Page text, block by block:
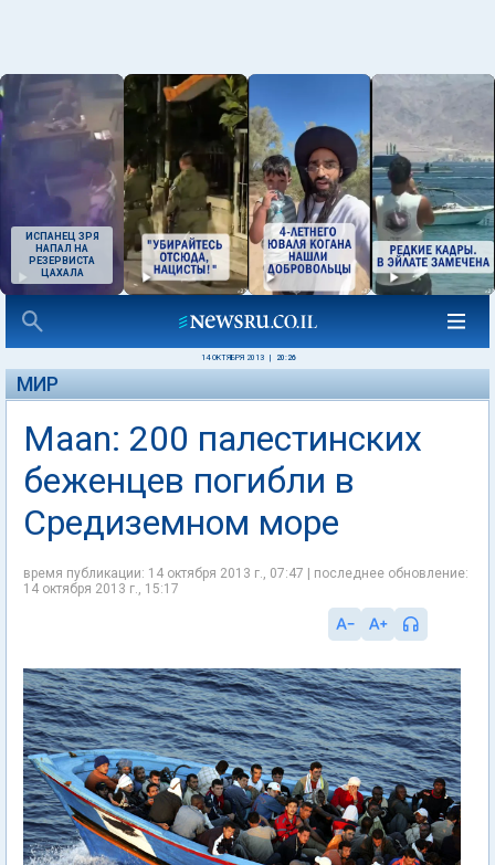
ИСПАНЕЦ ЗРЯ
НАПАЛ НА
РЕЗЕРВИСТА
ЦАХАЛА
14 ОКТЯБРЯ 2013 20:26
МИР
Maan: 200 палестинских
беженцев погибли в
Средиземном море
время публикации: 14 октября 2013 г., 07:47 | последнее обновление:
14 октября 2013 г., 15:17